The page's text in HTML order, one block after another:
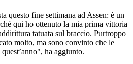
questo fine settimana ad Assen: è un
qui ho ottenuto la mia prima vittoria
tatuata sul braccio. Purtroppo
molto, ma sono convinto che le
ha aggiunto.